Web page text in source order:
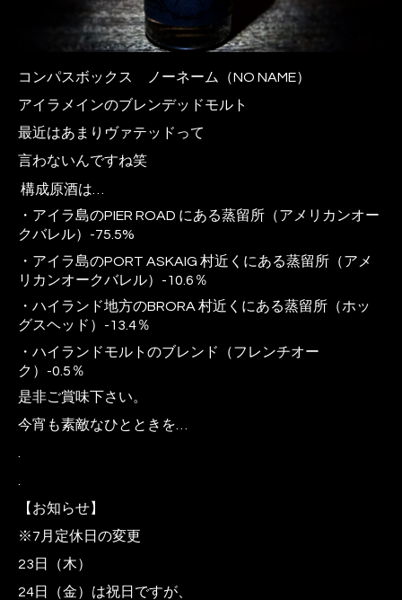
コンパスボックス
ノーネーム（NO NAME）
アイラメインのブレンデッドモルト
最近はあまりヴァテッドって
言わないんですね笑
構成原酒は…
・アイラ島のPIER ROAD にある蒸留所（アメリカンオー
クバレル） -75.5%
・アイラ島のPORT ASKAIG 村近くにある蒸留所（アメ
リカンオークバレル） -10.6 ％
・ハイランド地方のBRORA村近くにある蒸留所（ホッ
グスヘッド） -13.4％
・ハイランドモルトのブレンド（フレンチオー
ク） -0.5 ％
是非ご賞味下さい。
今宵も素敵なひとときを…
【お知らせ】
※7月定休日の変更
23日（木）
24日（金）は祝日ですが、